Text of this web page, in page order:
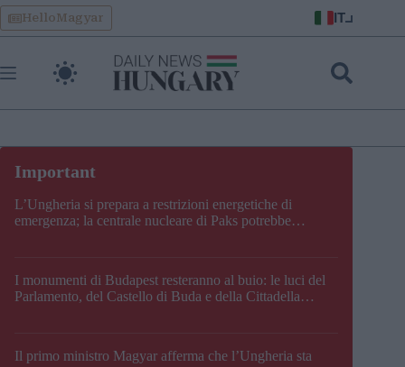
Skip
to
content
HelloMagyar IT
L’Ungheria si prepara a restrizioni energetiche di
emergenza; la centrale nucleare di Paks potrebbe
I monumenti di Budapest resteranno al buio: le luci del
Parlamento, del Castello di Buda e della Cittadella
Il primo ministro Magyar afferma che l’Ungheria sta